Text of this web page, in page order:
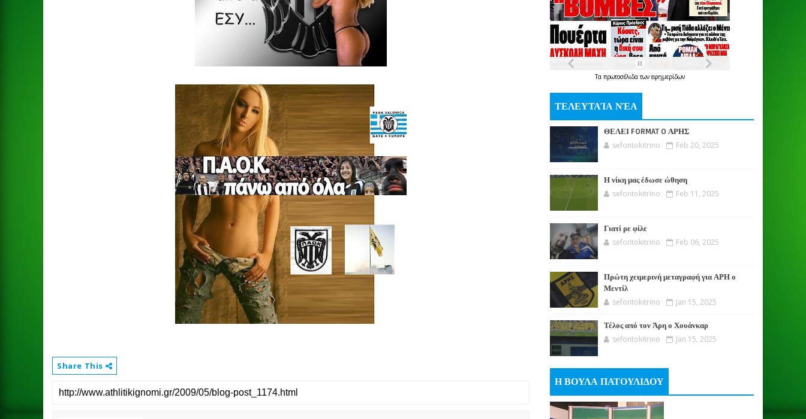
Share This
Τα πρωτοσέλιδατων εφημερίδων
ΤΕΛΕΥΤΑΊΑ ΝΈΑ
ΘΕΛΕΙ FORMAT O ΑΡΗΣ
sefontokitrino Feb 20, 2025
Η νίκη μας έδωσε ώθηση
sefontokitrino Feb 11, 2025
Γιατί ρε φίλε
sefontokitrino Feb 06, 2025
Πρώτη χειμερινή μεταγραφή για ΑΡΗ ο
Μεντίλ
sefontokitrino Jan 15, 2025
Τέλος από τον Άρη ο Χουάνκαρ
sefontokitrino Jan 15, 2025
Η ΒΟΥΛΑ ΠΑΤΟΥΛΙΔΟΥ